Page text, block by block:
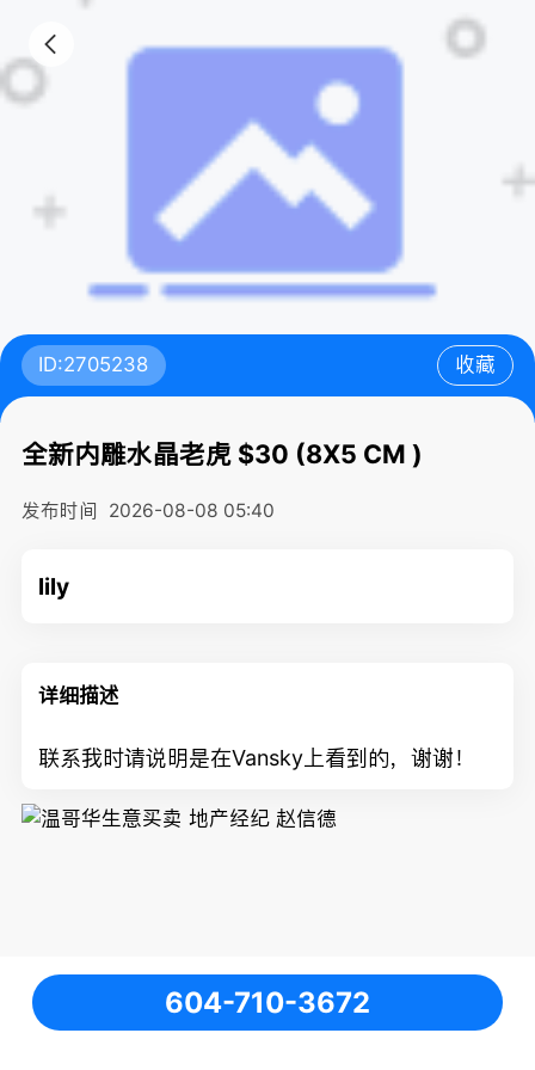
ID:2705238 收藏
全新内雕水晶老虎 $30 (8X5 CM )
发布时间 2026-08-08 05:40
lily
详细描述
联系我时请说明是在Vansky上看到的，谢谢！
604-710-3672